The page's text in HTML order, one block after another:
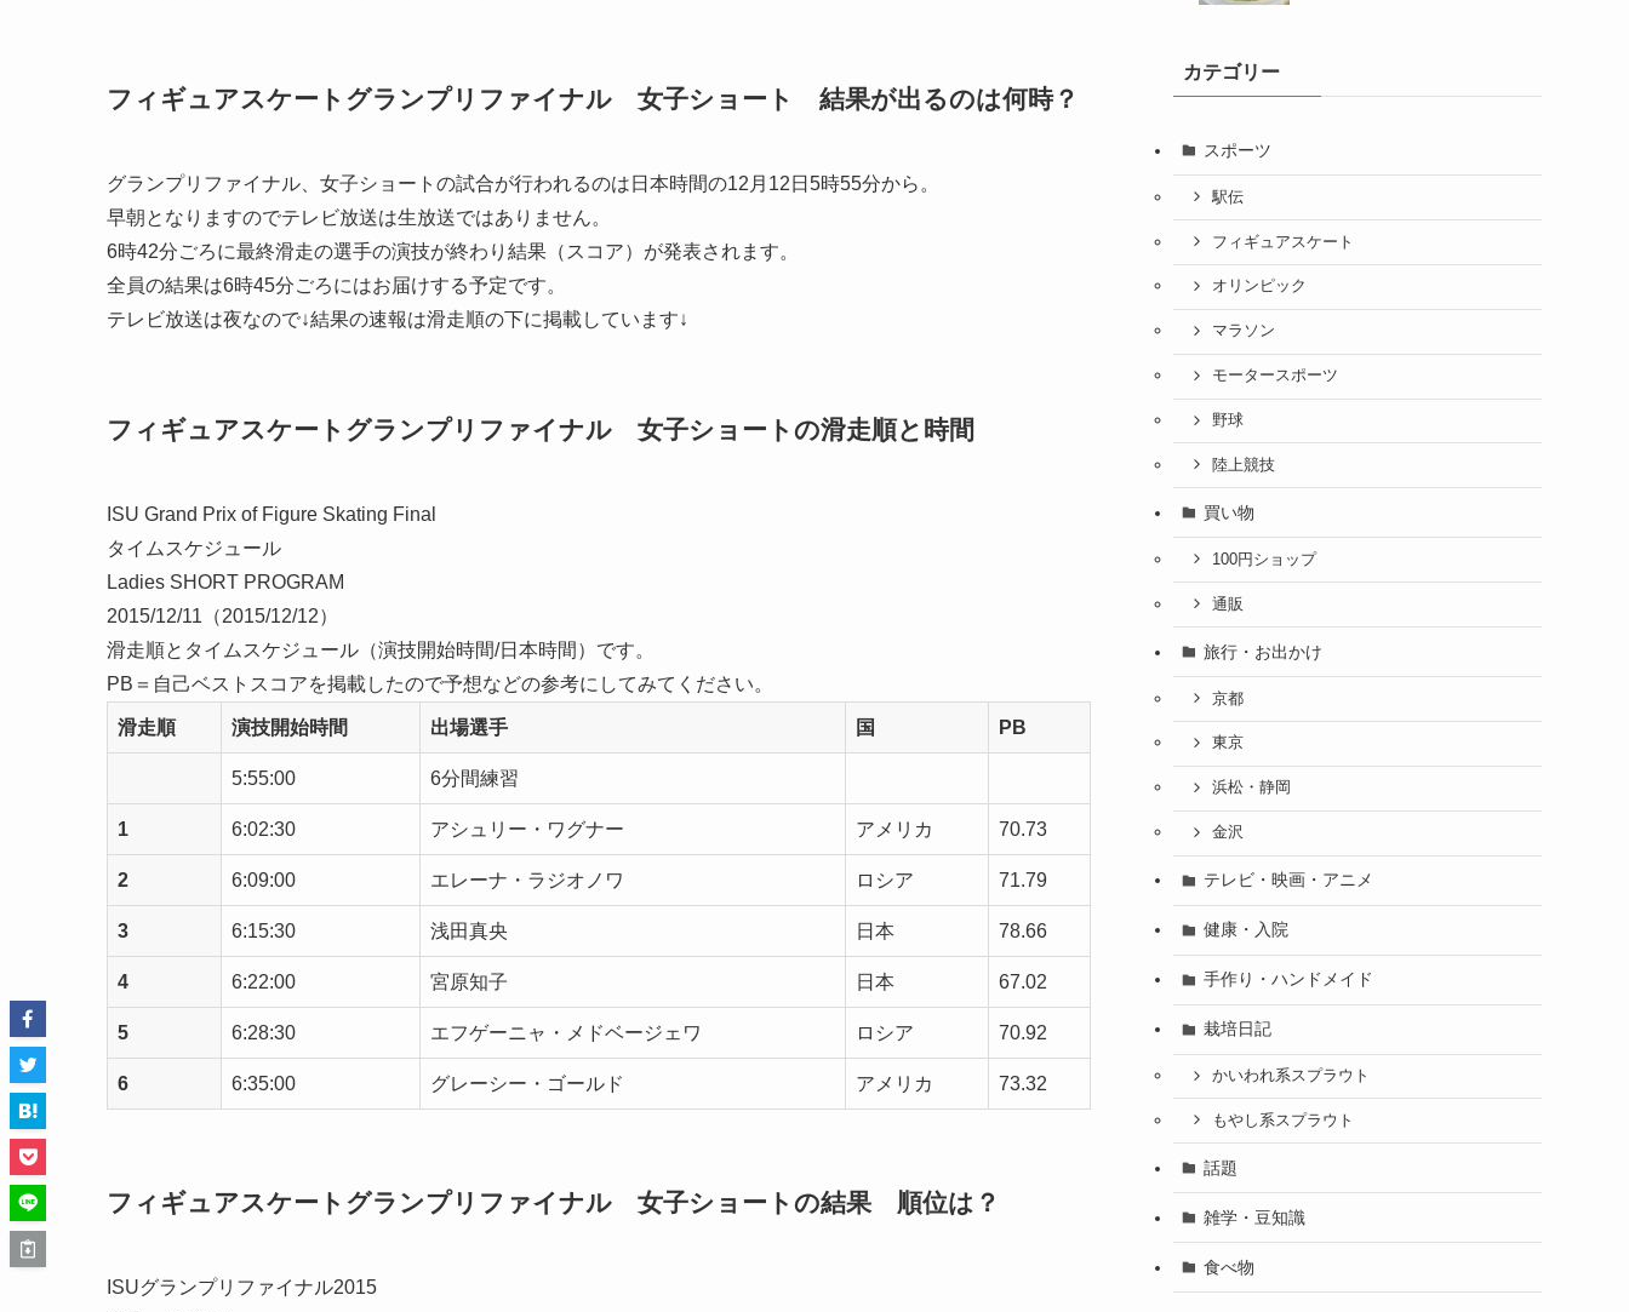
フィギュアスケートグランプリファイナル 女子ショート 結果が出るのは何時？
グランプリファイナル、女子ショートの試合が行われるのは 日本時間の12月12日5時55分から 。
早朝となりますのでテレビ放送は生放送ではありません。
6時42分ごろに最終滑走の選手の演技が終わり結果（スコア）が発表されます。
全員の結果は6時45分ごろにはお届けする予定です。
テレビ放送は夜なので↓結果の速報は滑走順の下に掲載しています↓
フィギュアスケートグランプリファイナル 女子ショートの滑走順と時間
ISU Grand Prix of Figure Skating Final
タイムスケジュール
Ladies SHORT PROGRAM
2015/12/11（2015/12/12）
滑走順とタイムスケジュール（演技開始時間/日本時間）です。
PB＝自己ベストスコアを掲載したので予想などの参考にしてみてください。
滑走順 演技開始時間 出場選手 国 PB
5:55:00 6分間練習
1 6:02:30 アシュリー・ワグナー アメリカ 70.73
2 6:09:00 エレーナ・ラジオノワ ロシア 71.79
3 6:15:30 浅田真央 日本 78.66
4 6:22:00 宮原知子 日本 67.02
5 6:28:30 エフゲーニャ・メドベージェワ ロシア 70.92
6 6:35:00 グレーシー・ゴールド アメリカ 73.32
フィギュアスケートグランプリファイナル 女子ショートの結果 順位は？
ISUグランプリファイナル2015
カテゴリー
スポーツ
駅伝
フィギュアスケート
オリンピック
マラソン
モータースポーツ
野球
陸上競技
買い物
100円ショップ
通販
旅行・お出かけ
京都
東京
浜松・静岡
金沢
テレビ・映画・アニメ
健康・入院
手作り・ハンドメイド
栽培日記
かいわれ系スプラウト
もやし系スプラウト
話題
雑学・豆知識
食べ物